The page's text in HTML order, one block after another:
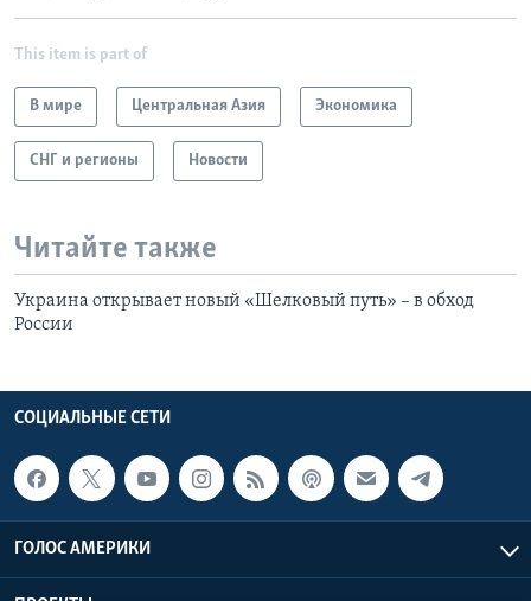
This item is part of
В мире Центральная Азия Экономика
СНГ и регионы Новости
Читайте также
Украина открывает новый «Шелковый путь» – в обход
России
СОЦИАЛЬНЫЕ СЕТИ
ГОЛОС АМЕРИКИ